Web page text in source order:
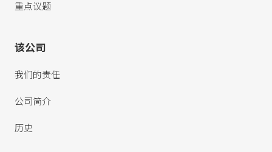
重点议题
该公司
我们的责任
公司简介
历史